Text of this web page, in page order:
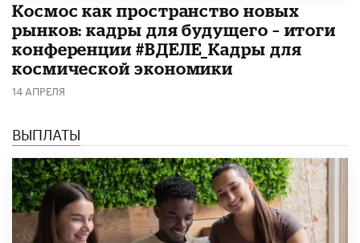
Космос как пространство новых
рынков: кадры для будущего – итоги
конференции #ВДЕЛЕ_Кадры для
космической экономики
14 АПРЕЛЯ
ВЫПЛАТЫ